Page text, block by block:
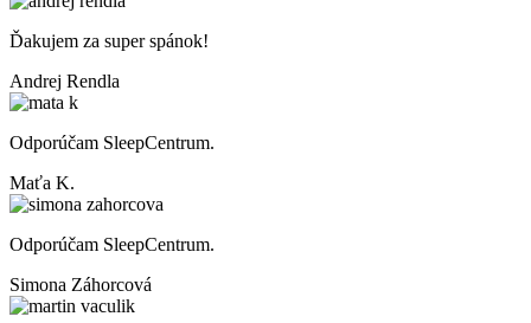
Ďakujem za super spánok!
Andrej Rendla
Odporúčam SleepCentrum.
Maťa K.
Odporúčam SleepCentrum.
Simona Záhorcová